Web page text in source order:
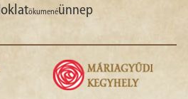
ökumenéünnep